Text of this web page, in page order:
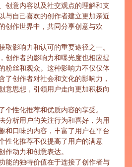
创意内容以及社交观点的理解和支
与自己喜欢的创作者建立更加亲近
创作世界中，共同分享创意与欢
取影响力和认可的重要途径之一。
创作者的影响力和曝光度也相应提
粉丝和观众。这种影响力不仅仅体
了创作者对社会和文化的影响力，
意思想，引领用户走向更加积极向
个性化推荐和优质内容的享受。
分析用户的关注行为和喜好，为用
和口味的内容，丰富了用户在平台
性化推荐不仅提高了用户的满意
作动力和创意表达。
能的独特价值在于连接了创作者与